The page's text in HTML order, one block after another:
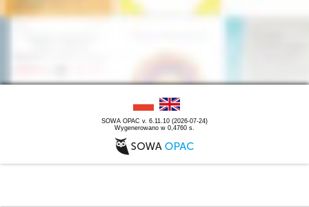
SOWA OPAC v. 6.11.10 (2026-07-24)
Wygenerowano w 0,4760 s.